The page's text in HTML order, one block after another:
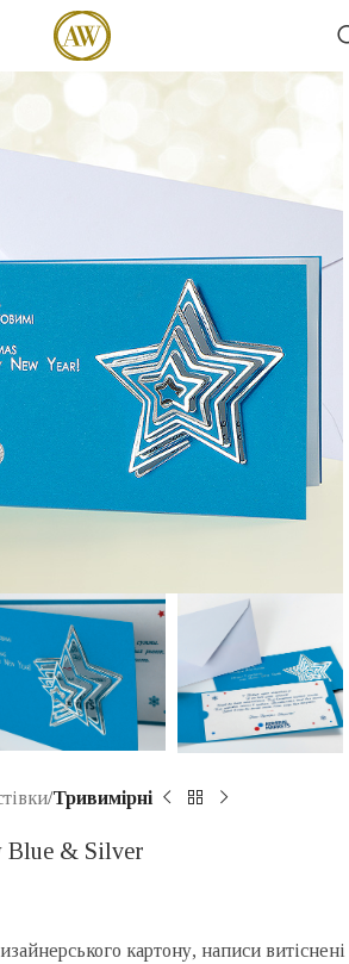
Тривимірні
Blue & Silver
картону, написи витіснені